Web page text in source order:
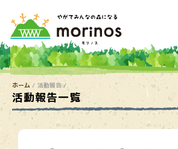
ホーム 活動報告
活動報告一覧